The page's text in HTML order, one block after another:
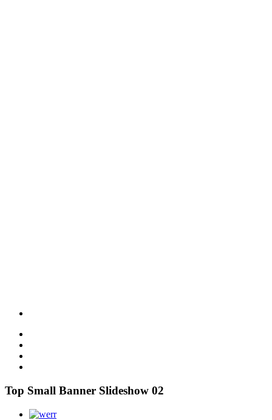
Top Small Banner Slideshow 02